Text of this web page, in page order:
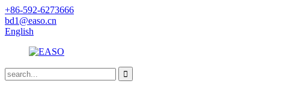
+86-592-6273666
bd1@easo.cn
English